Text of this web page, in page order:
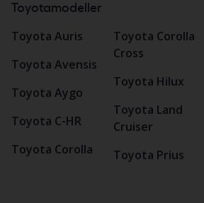
Toyotamodeller
Toyota Auris
Toyota Avensis
Toyota Aygo
Toyota C-HR
Toyota Corolla
Toyota Corolla
Cross
Toyota Hilux
Toyota Land
Cruiser
Toyota Prius